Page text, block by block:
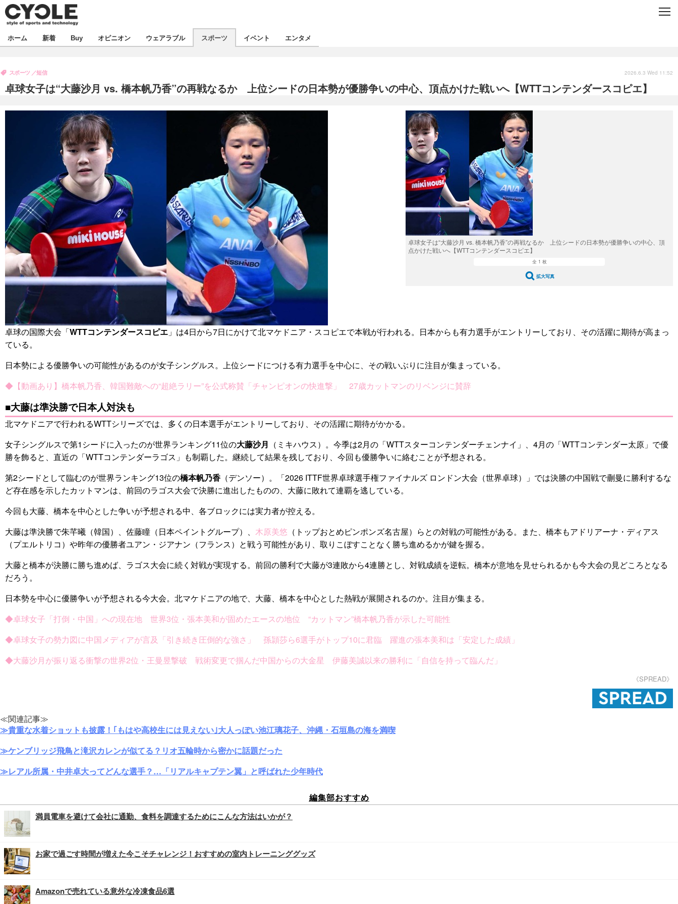
C
飲食
バックナンバー
ボイス
デバイス
ビジネス
スポーツ
まとめ
写真
スポーツ
文化
出版／映画
ファッション
デザイン
写真
動画
政治
ハウツー
ホーム 新着 Buy オピニオン ウェアラブル スポーツ イベント エンタメ
卓球女子は“大藤沙月 vs. 橋本帆乃香”の再戦なるか 上位シードの日本勢が優勝争いの中心、頂点かけた戦いへ【WTTコンテンダースコピエ】
スポーツ 短信 2026.6.3 Wed 11:52
卓球女子は“大藤沙月 vs. 橋本帆乃香”の再戦なるか 上位シードの日本勢が優勝争いの中心、頂
点かけた戦いへ【WTTコンテンダースコピエ】
全 1 枚
拡大写真
卓球の国際大会「WTTコンテンダースコピエ 」は4日から7日にかけて北マケドニア・スコピエで本戦が行われる。日本からも有力選手がエントリーしており、その活躍に期待が高まっ
ている。
日本勢による優勝争いの可能性があるのが女子シングルス。上位シードにつける有力選手を中心に、その戦いぶりに注目が集まっている。
◆【動画あり】橋本帆乃香、韓国難敵への“超絶ラリー”を公式称賛「チャンピオンの快進撃」 27歳カットマンのリベンジに賛辞
■大藤は準決勝で日本人対決も
北マケドニアで行われるWTTシリーズでは、多くの日本選手がエントリーしており、その活躍に期待がかかる。
女子シングルスで第1シードに入ったのが世界ランキング11位の大藤沙月 （ミキハウス）。今季は2月の「WTTスターコンテンダーチェンナイ」、4月の「WTTコンテンダー太原」で優
勝を飾ると、直近の「WTTコンテンダーラゴス」も制覇した。継続して結果を残しており、今回も優勝争いに絡むことが予想される。
第2シードとして臨むのが世界ランキング13位の橋本帆乃香 （デンソー）。「2026 ITTF世界卓球選手権ファイナルズ ロンドン大会（世界卓球）」では決勝の中国戦で蒯曼に勝利するな
ど存在感を示したカットマンは、前回のラゴス大会で決勝に進出したものの、大藤に敗れて連覇を逃している。
今回も大藤、橋本を中心とした争いが予想される中、各ブロックには実力者が控える。
大藤は準決勝で朱芊曦（韓国）、佐藤瞳（日本ペイントグループ）、 木原美悠 （トップおとめピンポンズ名古屋）らとの対戦の可能性がある。また、橋本もアドリアーナ・ディアス
（プエルトリコ）や昨年の優勝者ユアン・ジアナン（フランス）と戦う可能性があり、取りこぼすことなく勝ち進めるかが鍵を握る。
大藤と橋本が決勝に勝ち進めば、ラゴス大会に続く対戦が実現する。前回の勝利で大藤が3連敗から4連勝とし、対戦成績を逆転。橋本が意地を見せられるかも今大会の見どころとなる
だろう。
日本勢を中心に優勝争いが予想される今大会。北マケドニアの地で、大藤、橋本を中心とした熱戦が展開されるのか。注目が集まる。
◆卓球女子「打倒・中国」への現在地 世界3位・張本美和が固めたエースの地位 “カットマン”橋本帆乃香が示した可能性
◆卓球女子の勢力図に中国メディアが言及「引き続き圧倒的な強さ」 孫頴莎ら6選手がトップ10に君臨 躍進の張本美和は「安定した成績」
◆大藤沙月が振り返る衝撃の世界2位・王曼昱撃破 戦術変更で掴んだ中国からの大金星 伊藤美誠以来の勝利に「自信を持って臨んだ」
《SPREAD》
≪関連記事≫
≫貴重な水着ショットも披露！｢もはや高校生には見えない｣大人っぽい池江璃花子、沖縄・石垣島の海を満喫
≫ケンブリッジ飛鳥と滝沢カレンが似てる？リオ五輪時から密かに話題だった
≫レアル所属・中井卓大ってどんな選手？…「リアルキャプテン翼」と呼ばれた少年時代
編集部おすすめ
満員電車を避けて会社に通勤、食料を調達するためにこんな方法はいかが？
お家で過ごす時間が増えた今こそチャレンジ！おすすめの室内トレーニンググッズ
Amazonで売れている意外な冷凍食品6選